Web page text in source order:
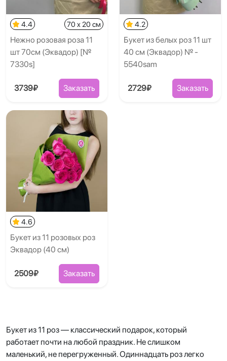
4.4 70 x 20 см
Нежно розовая роза 11
шт 70см (Эквадор) [№
7330s]
3739₽ Заказать
4.2
Букет из белых роз 11 шт
40 см (Эквадор) № -
5540sam
2729₽ Заказать
4.6
Букет из 11 розовых роз
Эквадор (40 см)
2509₽ Заказать
Букет из 11 роз — классический подарок, который
работает почти на любой праздник. Не слишком
маленький, не перегруженный. Одиннадцать роз легко